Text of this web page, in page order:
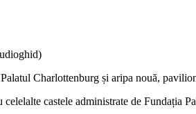
Charlottenburg și aripa nouă,
castele administrate de Fundația